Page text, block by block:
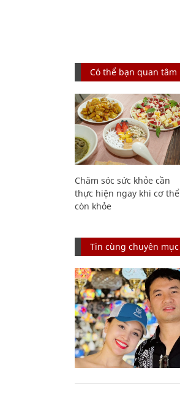
Có thể bạn quan tâm
Chăm sóc sức khỏe cần
thực hiện ngay khi cơ thể
còn khỏe
Tin cùng chuyên mục